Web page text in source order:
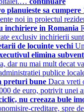
planuieste sa
noi in proiectul
inchiriere in Romania
exclusiv inchirierii
de locuinte vechi
elimina
dar nu mai mult decat
publice
preturi bune Daca vreti
de euro, potrivit
nu creeaza bule
creditare, spre